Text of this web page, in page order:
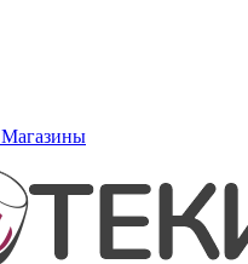
Магазины